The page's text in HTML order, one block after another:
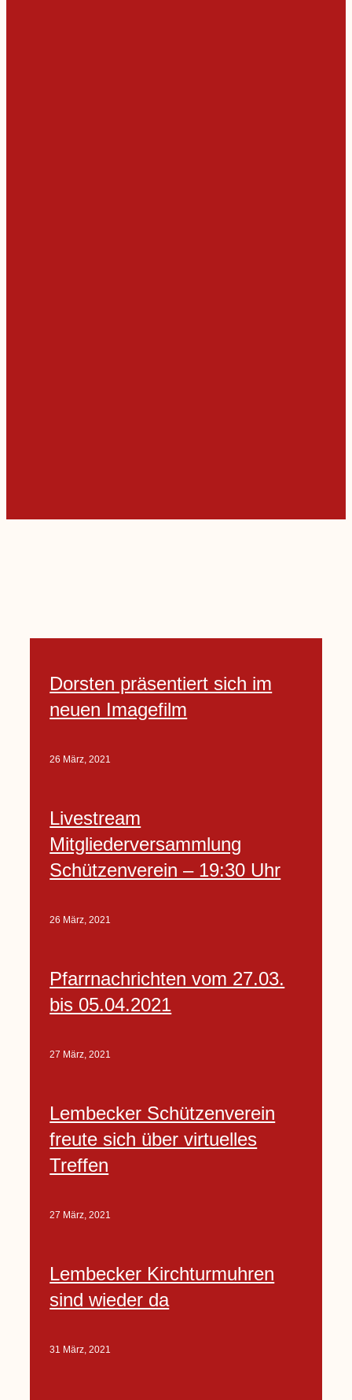
Dorsten präsentiert sich im
neuen Imagefilm
26 März, 2021
Livestream
Mitgliederversammlung
Schützenverein – 19:30 Uhr
26 März, 2021
Pfarrnachrichten vom 27.03.
bis 05.04.2021
27 März, 2021
Lembecker Schützenverein
freute sich über virtuelles
Treffen
27 März, 2021
Lembecker Kirchturmuhren
sind wieder da
31 März, 2021